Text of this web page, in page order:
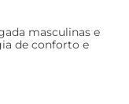
masculinas e
de conforto e